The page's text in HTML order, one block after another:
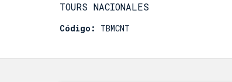
TOURS NACIONALES
Código: TBMCNT